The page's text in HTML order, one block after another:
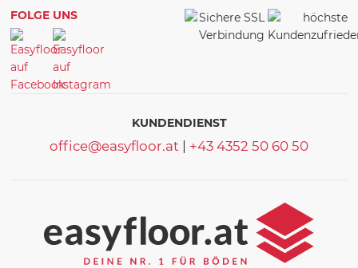
FOLGE UNS
KUNDENDIENST
office@easyfloor.at | +43 4352 50 60 50